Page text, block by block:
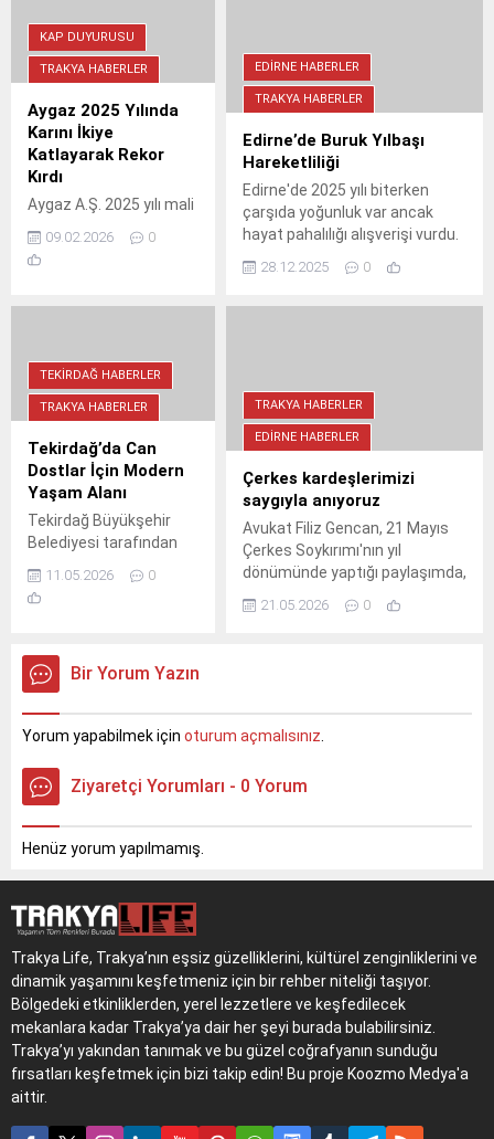
adresinden erişebilirsiniz.
KAP DUYURUSU
TRAKYA HABERLER
Aygaz 2025 Yılında
Karını İkiye
Katlayarak Rekor
Kırdı
Aygaz A.Ş. 2025 yılı mali
Şirketin net dönem karı
bir önceki yıla göre %131
09.02.2026 0
EDIRNE HABERLER
TRAKYA HABERLER
Edirne’de Buruk Yılbaşı
Hareketliliği
Edirne'de 2025 yılı biterken
çarşıda yoğunluk var ancak
hayat pahalılığı alışverişi vurdu.
derdinde.
28.12.2025 0
TEKIRDAĞ HABERLER
TRAKYA HABERLER
Tekirdağ’da Can
Dostlar İçin Modern
Yaşam Alanı
Tekirdağ Büyükşehir
Belediyesi tarafından
Sahipsiz Hayvan
Bakımevi 2. Etap
Recep Soytürk ve
Başkan Dr. Candan
Yüceer’in katılımıyla
açıldı. Marmaraereğlisi
Belediye Başkanı Onur
desteklediği proje, can
dostlarımıza modern ve
güvenli bir yaşam alanı
sunuyor.
11.05.2026 0
TRAKYA HABERLER
EDIRNE HABERLER
Çerkes kardeşlerimizi
saygıyla anıyoruz
Avukat Filiz Gencan, 21 Mayıs
Çerkes Soykırımı'nın yıl
dönümünde yaptığı paylaşımda,
kardeşlerimizi saygıyla andı.
sosyal medyada geniş yankı
buldu.
21.05.2026 0
Bir Yorum Yazın
Yorum yapabilmek için oturum açmalısınız
Ziyaretçi Yorumları - 0 Yorum
Henüz yorum yapılmamış.
Trakya Life, Trakya’nın eşsiz güzelliklerini, kültürel zenginliklerini ve
dinamik yaşamını keşfetmeniz için bir rehber niteliği taşıyor.
Bölgedeki etkinliklerden, yerel lezzetlere ve keşfedilecek
mekanlara kadar Trakya’ya dair her şeyi burada bulabilirsiniz.
Trakya’yı yakından tanımak ve bu güzel coğrafyanın sunduğu
fırsatları keşfetmek için bizi takip edin! Bu proje Koozmo Medya'a
aittir.